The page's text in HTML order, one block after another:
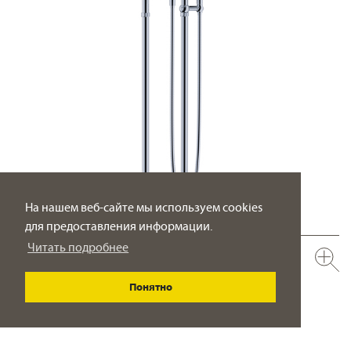
На нашем веб-сайте мы используем cookies
для предоставления информации.
Читать подробнее
Понятно
637.20.147.xxx
Смеситель для ванны с душевым гарнитуром ½“